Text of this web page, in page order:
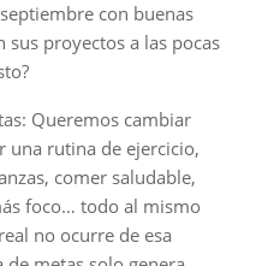
con buenas
proyectos a las pocas
Queremos cambiar
una rutina de ejercicio,
comer saludable,
foco… todo al mismo
no ocurre de esa